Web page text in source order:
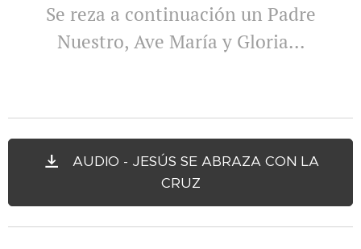
Se reza a continuación un Padre
Nuestro, Ave María y Gloria...
AUDIO - JESÚS SE ABRAZA CON LA
CRUZ